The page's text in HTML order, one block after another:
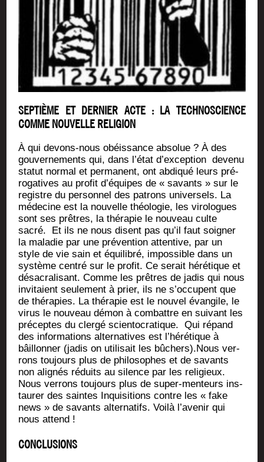
SEPTIÈME ET DERNIER ACTE : LA TECHNOSCIENCE
COMME NOUVELLE RELIGION
À qui devons-nous obéis­sance abso­lue ? À des
gou­ver­ne­ments qui, dans l’é­tat d’ex­cep­tion deve­nu
sta­tut nor­mal et per­ma­nent, ont abdi­qué leurs pré­
ro­ga­tives au pro­fit d’é­quipes de « savants » sur le
registre du per­son­nel des patrons uni­ver­sels. La
méde­cine est la nou­velle théo­lo­gie, les viro­logues
sont ses prêtres, la thé­ra­pie le nou­veau culte
sacré. Et ils ne nous disent pas qu’il faut soi­gner
la mala­die par une pré­ven­tion atten­tive, par un
style de vie sain et équi­li­bré, impos­sible dans un
sys­tème cen­tré sur le pro­fit. Ce serait héré­tique et
désa­cra­li­sant. Comme les prêtres de jadis qui nous
invi­taient seule­ment à prier, ils ne s’oc­cupent que
de thé­ra­pies. La thé­ra­pie est le nou­vel évan­gile, le
virus le nou­veau démon à com­battre en sui­vant les
pré­ceptes du cler­gé scien­to­cra­tique. Qui répand
des infor­ma­tions alter­na­tives est l’hé­ré­tique à
bâillon­ner (jadis on uti­li­sait les bûchers).Nous ver­
rons tou­jours plus de phi­lo­sophes et de savants
non ali­gnés réduits au silence par les reli­gieux.
Nous ver­rons tou­jours plus de super-men­teurs ins­
tau­rer des saintes Inqui­si­tions contre les « fake
news » de savants alter­na­tifs. Voi­là l’a­ve­nir qui
nous attend !
CONCLUSIONS